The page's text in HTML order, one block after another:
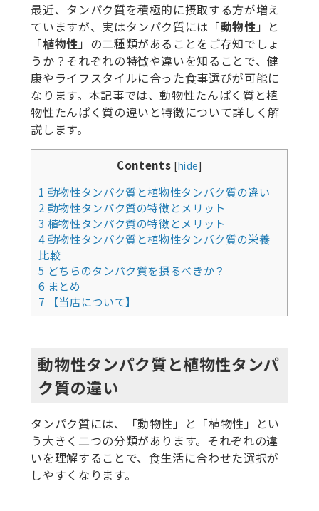
最近、タンパク質を積極的に摂取する方が増え
ていますが、実はタンパク質には「動物性 」と
「植物性 」の二種類があることをご存知でしょ
うか？それぞれの特徴や違いを知ることで、健
康やライフスタイルに合った食事選びが可能に
なります。本記事では、動物性たんぱく質と植
物性たんぱく質の違いと特徴について詳しく解
説します。
Contents [hide]
1 動物性タンパク質と植物性タンパク質の違い
2 動物性タンパク質の特徴とメリット
3 植物性タンパク質の特徴とメリット
4動物性タンパク質と植物性タンパク質の栄養
比較
5 どちらのタンパク質を摂るべきか？
6 まとめ
7 【当店について】
動物性タンパク質と植物性タンパ
ク質の違い
タンパク質には、「動物性」と「植物性」とい
う大きく二つの分類があります。それぞれの違
いを理解することで、食生活に合わせた選択が
しやすくなります。